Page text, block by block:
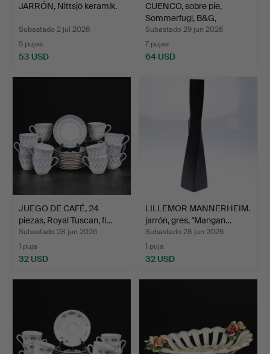
JARRÓN, Nittsjö keramik.
Subastado 2 jul 2026
5 pujas
53 USD
CUENCO, sobre pie,
Sommerfugl, B&G,
Dinama…
Subastado 29 jun 2026
7 pujas
64 USD
JUEGO DE CAFÉ, 24
piezas, Royal Tuscan, fi…
Subastado 28 jun 2026
1 puja
32 USD
LILLEMOR MANNERHEIM.
jarrón, gres, "Mangan…
Subastado 28 jun 2026
1 puja
32 USD